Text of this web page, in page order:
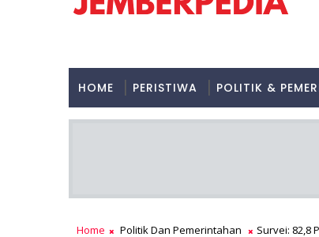
HOME PERISTIWA POLITIK &
Home Politik Dan Pemerintahan
Survei: 82,8